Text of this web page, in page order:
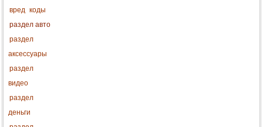
вред коды
раздел авто
раздел
аксессуары
раздел
видео
раздел
деньги